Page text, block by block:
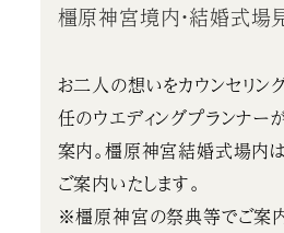
橿原神宮境内・結婚式場
お二人の想いをカウンセリン
任のウエディングプランナ
案内。橿原神宮結婚式場内
ご案内いたします。
※橿原神宮の祭典等でご案